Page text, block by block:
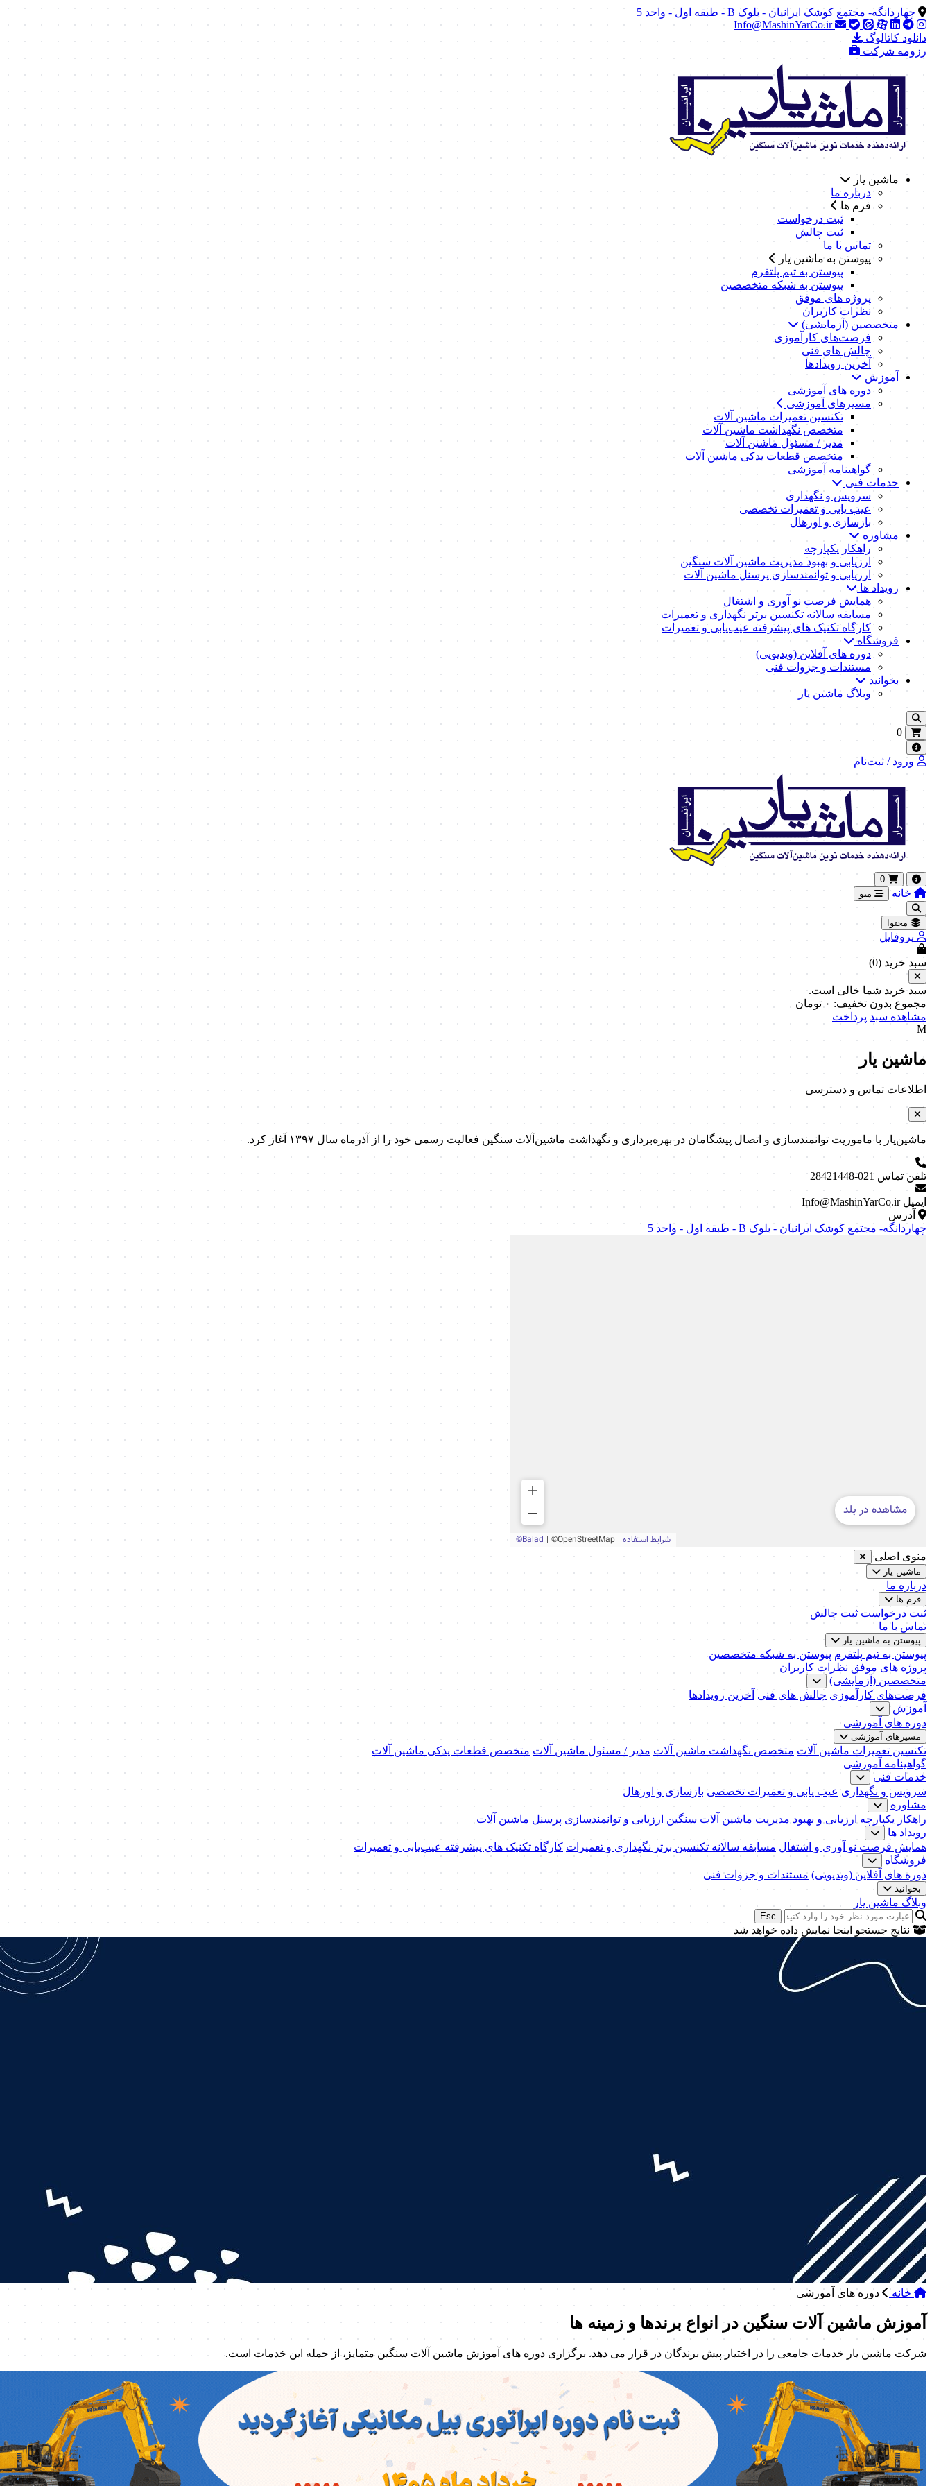
چهاردانگه- مجتمع کوشک ایرانیان - بلوک B - طبقه اول - واحد 5
Info@MashinYarCo.ir
دانلود کاتالوگ
رزومه شرکت
ماشین یار
درباره ما
فرم ها
ثبت درخواست
ثبت چالش
تماس با ما
پیوستن به ماشین یار
پیوستن به تیم پلتفرم
پیوستن به شبکه متخصصین
پروژه های موفق
نظرات کاربران
متخصصین (آزمایشی)
فرصت‌های کارآموزی
چالش های فنی
آخرین رویدادها
آموزش
دوره های آموزشی
مسیرهای آموزشی
تکنسین تعمیرات ماشین آلات
متخصص نگهداشت ماشین آلات
مدیر / مسئول ماشین آلات
متخصص قطعات یدکی ماشین آلات
گواهینامه آموزشی
خدمات فنی
سرویس و نگهداری
عیب یابی و تعمیرات تخصصی
بازسازی و اورهال
مشاوره
راهکار یکپارچه
ارزیابی و بهبود مدیریت ماشین آلات سنگین
ارزیابی و توانمندسازی پرسنل ماشین آلات
رویداد ها
همایش فرصت نو آوری و اشتغال
مسابقه سالانه تکنسین برتر نگهداری و تعمیرات
کارگاه تکنیک‌ های پیشرفته عیب‌یابی و تعمیرات
فروشگاه
دوره های آفلاین (ویدیویی)
مستندات و جزوات فنی
بخوانید
وبلاگ ماشین یار
0
ورود / ثبت‌نام
0
خانه منو
محتوا
پروفایل
سبد خرید (0
)
سبد خرید شما خالی است.
مجموع بدون تخفیف: ۰ تومان
مشاهده سبد پرداخت
M
ماشین یار
اطلاعات تماس و دسترسی
ماشین‌یار با ماموریت توانمندسازی و اتصال پیشگامان در بهره‌برداری و نگهداشت ماشین‌آلات سنگین فعالیت رسمی خود را از آذرماه سال ۱۳۹۷ آغاز کرد.
تلفن تماس 021-28421448
ایمیل Info@MashinYarCo.ir
آدرس
چهاردانگه- مجتمع کوشک ایرانیان - بلوک B - طبقه اول - واحد 5
منوی اصلی
ماشین یار
درباره ما
فرم ها
ثبت درخواست ثبت چالش
تماس با ما
پیوستن به ماشین یار
پیوستن به تیم پلتفرم پیوستن به شبکه متخصصین
پروژه های موفق نظرات کاربران
متخصصین (آزمایشی)
فرصت‌های کارآموزی چالش های فنی آخرین رویدادها
آموزش
دوره های آموزشی
مسیرهای آموزشی
تکنسین تعمیرات ماشین آلات متخصص نگهداشت ماشین آلات مدیر / مسئول ماشین آلات متخصص قطعات یدکی ماشین آلات
گواهینامه آموزشی
خدمات فنی
سرویس و نگهداری عیب یابی و تعمیرات تخصصی بازسازی و اورهال
مشاوره
راهکار یکپارچه ارزیابی و بهبود مدیریت ماشین آلات سنگین ارزیابی و توانمندسازی پرسنل ماشین آلات
رویداد ها
همایش فرصت نو آوری و اشتغال مسابقه سالانه تکنسین برتر نگهداری و تعمیرات کارگاه تکنیک‌ های پیشرفته عیب‌یابی و تعمیرات
فروشگاه
دوره های آفلاین (ویدیویی) مستندات و جزوات فنی
بخوانید
وبلاگ ماشین یار
Esc
نتایج جستجو اینجا نمایش داده خواهد شد
خانه دوره های آموزشی
آموزش ماشین آلات سنگین در انواع برندها و زمینه ها
شرکت ماشین یار خدمات جامعی را در اختیار پیش برندگان در قرار می دهد. برگزاری دوره های آموزش ماشین آلات سنگین متمایز، از جمله این خدمات است.